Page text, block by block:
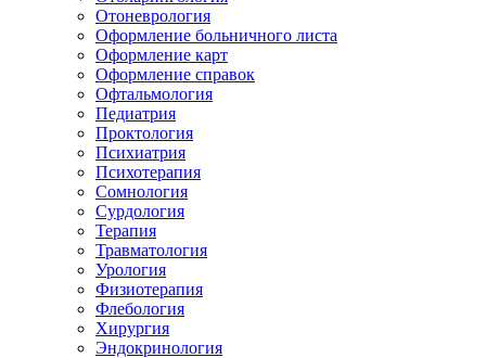
Отоневрология
Оформление больничного листа
Оформление карт
Оформление справок
Офтальмология
Педиатрия
Проктология
Психиатрия
Психотерапия
Сомнология
Сурдология
Терапия
Травматология
Урология
Физиотерапия
Флебология
Хирургия
Эндокринология